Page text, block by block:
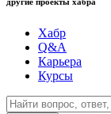
Хабр
Q&A
Карьера
Курсы